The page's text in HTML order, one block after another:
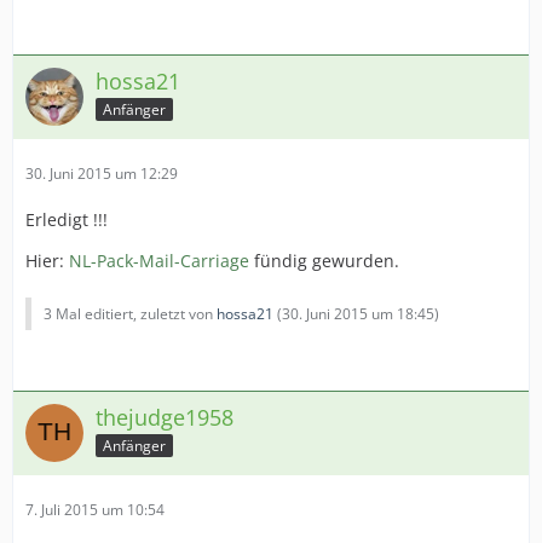
hossa21
Anfänger
30. Juni 2015 um 12:29
Erledigt !!!
Hier: NL-Pack-Mail-Carriage fündig gewurden.
3 Mal editiert, zuletzt von hossa21 (30. Juni 2015 um 18:45)
thejudge1958
Anfänger
7. Juli 2015 um 10:54